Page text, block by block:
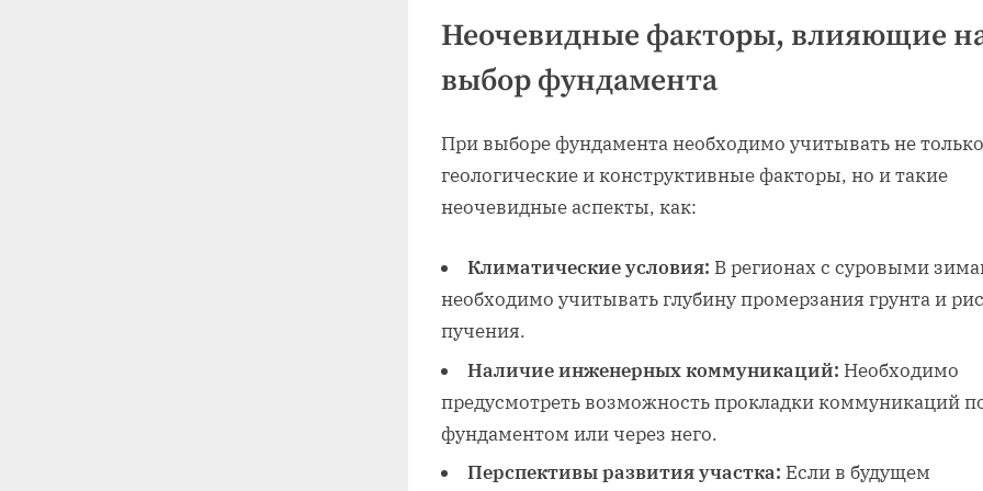
Неочевидные факторы, влияющие
выбор фундамента
При выборе фундамента необходимо учитывать не только
геологические и конструктивные факторы, но и такие
неочевидные аспекты, как:
Климатические условия: В регионах с суровыми
необходимо учитывать глубину промерзания грунта и
пучения.
Наличие инженерных коммуникаций: Необходимо
предусмотреть возможность прокладки коммуникаций
фундаментом или через него.
Перспективы развития участка: Если в будущем